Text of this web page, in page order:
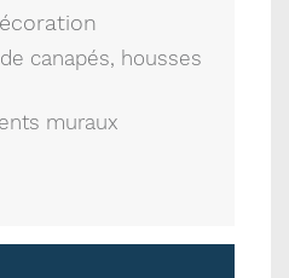
canapés, housses
muraux